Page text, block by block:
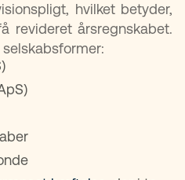
hvilket betyder,
revideret årsregnskabet.